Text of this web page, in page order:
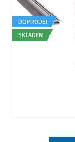
DOPRODEJ
SKLADEM